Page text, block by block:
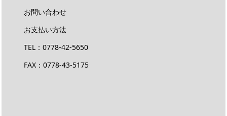
お問い合わせ
お支払い方法
TEL：0778-42-5650
FAX：0778-43-5175